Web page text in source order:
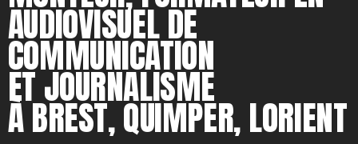
AUDIOVISUEL DE
COMMUNICATION
ET JOURNALISME
À BREST, QUIMPER, LORIENT